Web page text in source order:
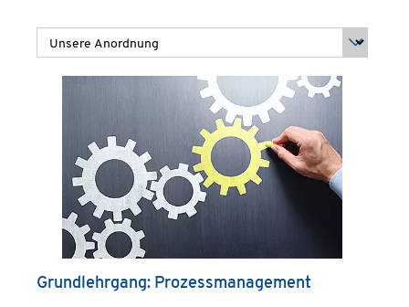
Grundlehrgang: Prozessmanagement